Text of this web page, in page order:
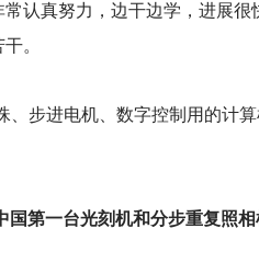
认真努力，边干边学，进展很
。
步进电机、数字控制用的计
国第一台光刻机和分步重复照